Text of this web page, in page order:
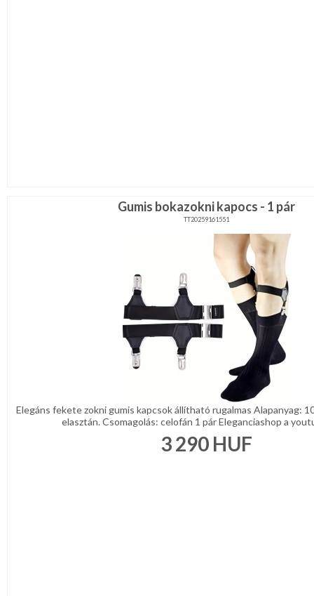
Gumis bokazokni kapocs - 1 pár
TT20259161551
Elegáns fekete zokni gumis kapcsok állítható rugalmas Alapanyag:
elasztán. Csomagolás: celofán 1 pár Eleganciashop a
3 290 HUF